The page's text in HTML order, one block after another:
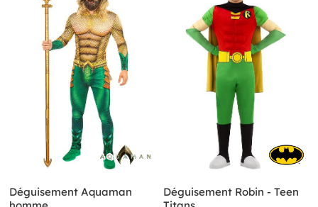
Déguisement Aquaman
Déguisement Robin - Teen